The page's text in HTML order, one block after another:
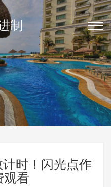
制
时！闪光点作
观看